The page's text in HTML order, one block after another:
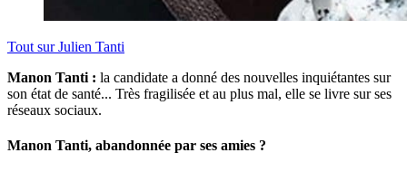
Tout surJulien Tanti
Manon Tanti : la candidate a donné des nouvelles inquiétantes sur
son état de santé... Très fragilisée et au plus mal, elle se livre sur ses
réseaux sociaux.
Manon Tanti, abandonnée par ses amies ?